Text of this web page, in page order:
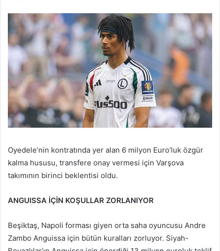
Oyedele’nin kontratında yer alan 6 milyon Euro’luk özgür
kalma hususu, transfere onay vermesi için Varşova
takımının birinci beklentisi oldu.
ANGUISSA İÇİN KOŞULLAR ZORLANIYOR
Beşiktaş, Napoli forması giyen orta saha oyuncusu Andre
Zambo Anguissa için bütün kuralları zorluyor. Siyah-